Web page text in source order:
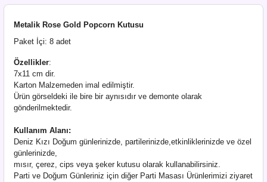
Metalik Rose Gold Popcorn Kutusu
Paket İçi: 8 adet
Özellikler:
7x11 cm dir.
Karton Malzemeden imal edilmiştir.
Ürün görseldeki ile bire bir aynısıdır ve demonte olarak
gönderilmektedir.
Kullanım Alanı:
Deniz Kızı Doğum günlerinizde, partilerinizde,etkinliklerinizde ve özel
günlerinizde,
mısır, çerez, cips veya şeker kutusu olarak kullanabilirsiniz.
Parti ve Doğum Günleriniz için diğer Parti Masası Ürünlerimizi ziyaret